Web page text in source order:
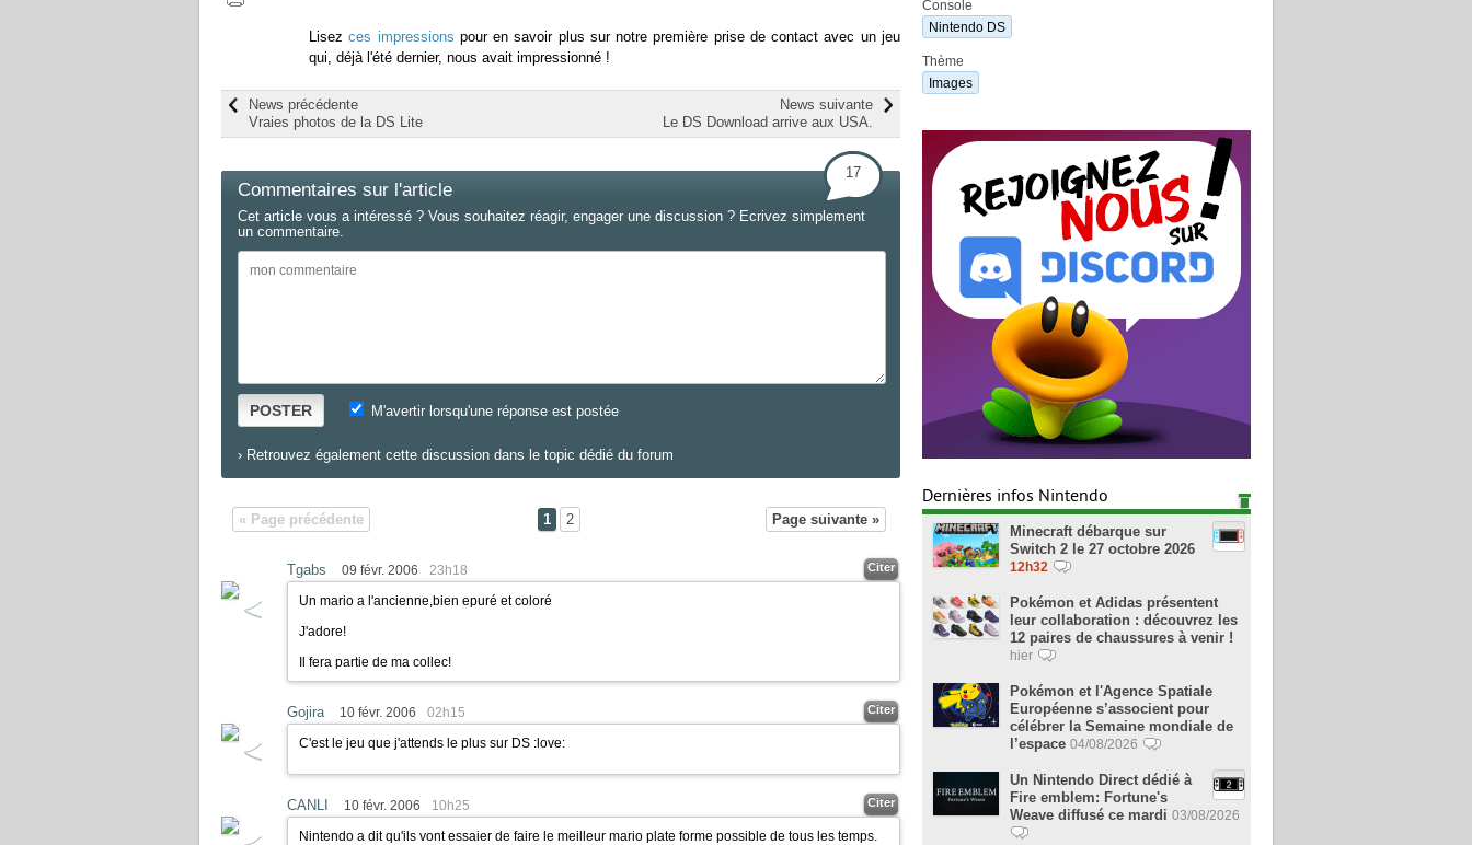
Lisezces impressions pour en savoir plus sur notre première prise de contact avec un jeu
qui, déjà l'été dernier, nous avait impressionné !
News suivante
Le DS Download arrive aux USA.
News précédente
Vraies photos de la DS Lite
Commentaires sur l'article
17
Cet article vous a intéressé ? Vous souhaitez réagir, engager une discussion ? Ecrivez simplement
un commentaire.
POSTER M'avertir lorsqu'une réponse est postée
› Retrouvez également cette discussion dans le topic dédié du forum
« Page précédente 1 2 Page suivante »
Tgabs 09 févr. 2006 23h18 Citer
Un mario a l'ancienne,bien epuré et coloré
J'adore!
Il fera partie de ma collec!
Gojira 10 févr. 2006 02h15 Citer
C'est le jeu que j'attends le plus sur DS :love:
CANLI 10 févr. 2006 10h25 Citer
Nintendo a dit qu'ils vont essaier de faire le meilleur mario plate forme possible de tous les temps.
Console
Nintendo DS
Thème
Images
Dernières infos Nintendo
Minecraft débarque sur
Switch 2 le 27 octobre 2026
12h32
Pokémon et Adidas présentent
leur collaboration : découvrez les
12 paires de chaussures à venir !
hier
Pokémon et l'Agence Spatiale
Européenne s’associent pour
célébrer la Semaine mondiale de
l’espace 04/08/2026
Un Nintendo Direct dédié à
Fire emblem: Fortune's
Weave diffusé ce mardi 03/08/2026